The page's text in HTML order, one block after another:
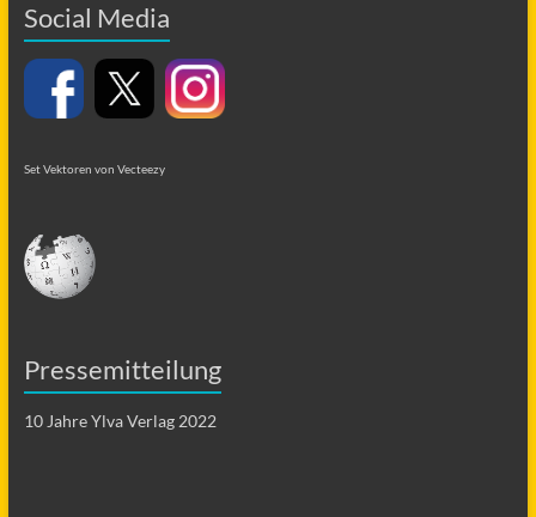
Social Media
Set Vektoren von Vecteezy
Pressemitteilung
10 Jahre Ylva Verlag 2022